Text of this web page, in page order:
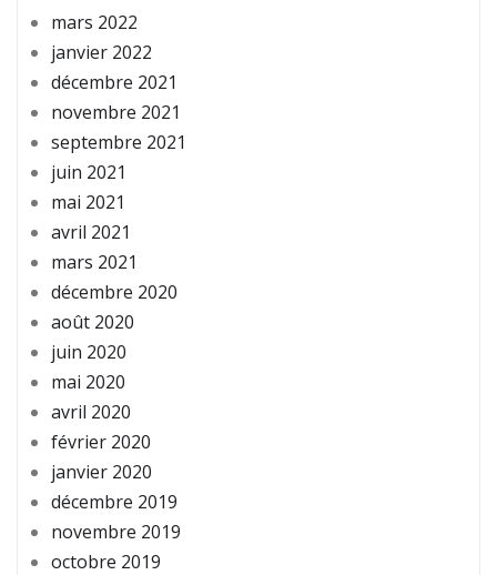
mars 2022
janvier 2022
décembre 2021
novembre 2021
septembre 2021
juin 2021
mai 2021
avril 2021
mars 2021
décembre 2020
août 2020
juin 2020
mai 2020
avril 2020
février 2020
janvier 2020
décembre 2019
novembre 2019
octobre 2019